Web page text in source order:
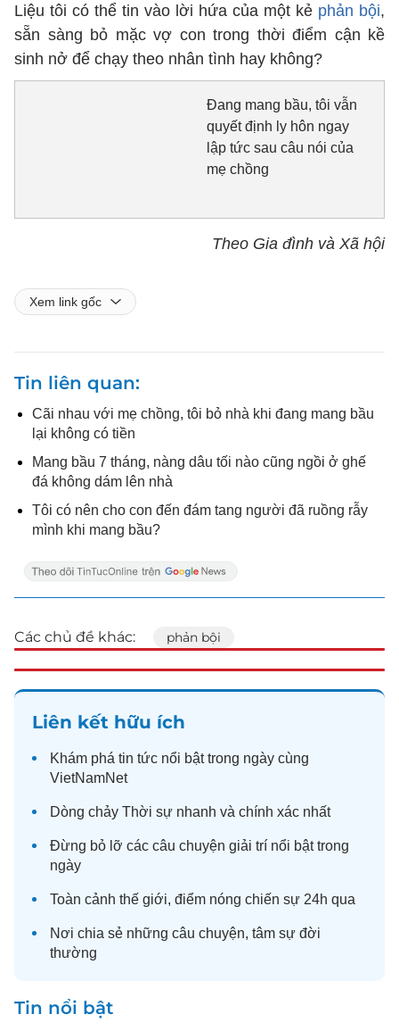
Liệu tôi có thể tin vào lời hứa của một kẻ phản bội,
sẵn sàng bỏ mặc vợ con trong thời điểm cận kề
sinh nở để chạy theo nhân tình hay không?
Đang mang bầu, tôi vẫn
quyết định ly hôn ngay
lập tức sau câu nói của
mẹ chồng
Theo Gia đình và Xã hội
Xem link gốc
Tin liên quan
Cãi nhau với mẹ chồng, tôi bỏ nhà khi đang mang bầu
lại không có tiền
Mang bầu 7 tháng, nàng dâu tối nào cũng ngồi ở ghế
đá không dám lên nhà
Tôi có nên cho con đến đám tang người đã ruồng rẫy
mình khi mang bầu?
Các chủ đề khác: phản bội
Liên kết hữu ích
Khám phá tin tức nổi bật trong ngày cùng
VietNamNet
Dòng chảy Thời sự nhanh và chính xác nhất
Đừng bỏ lỡ các câu chuyện giải trí nổi bật trong
ngày
Toàn cảnh thế giới, điểm nóng chiến sự 24h qua
Nơi chia sẻ những câu chuyện, tâm sự đời
thường
Tin nổi bật